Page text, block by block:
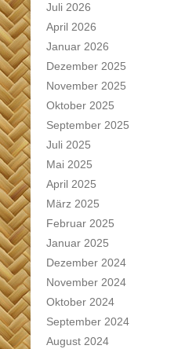
Juli 2026
April 2026
Januar 2026
Dezember 2025
November 2025
Oktober 2025
September 2025
Juli 2025
Mai 2025
April 2025
März 2025
Februar 2025
Januar 2025
Dezember 2024
November 2024
Oktober 2024
September 2024
August 2024